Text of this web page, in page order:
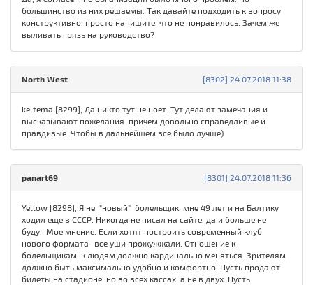
большинство из них решаемы. Так давайте подходить к вопросу
конструктивно: просто напишите, что не понравилось. Зачем же
выливать грязь на руководство?
[8302] 24.07.2018 11:38
North West
keltema [8299], Да никто тут не ноет. Тут делают замечания и
высказывают пожелания причём довольно справедливые и
правдивые. Чтобы в дальнейшем всё было лучше)
[8301] 24.07.2018 11:36
panart69
Yellow [8298], Я не "новый" болельщик, мне 49 лет и на Балтику
ходил еще в СССР. Никогда не писал на сайте, да и больше не
буду. Мое мнение. Если хотят построить современный клуб
нового формата- все уши прожужжали. Отношение к
болельщикам, к людям должно кардинально меняться. Зрителям
должно быть максимально удобно и комфортно. Пусть продают
билеты на стадионе, но во всех кассах, а не в двух. Пусть